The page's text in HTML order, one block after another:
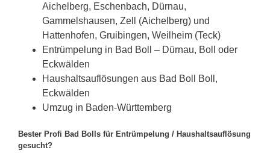
Aichelberg, Eschenbach, Dürnau,
Gammelshausen, Zell (Aichelberg) und
Hattenhofen, Gruibingen, Weilheim (Teck)
Entrümpelung in Bad Boll – Dürnau, Boll oder
Eckwälden
Haushaltsauflösungen aus Bad Boll Boll,
Eckwälden
Umzug in Baden-Württemberg
Bester Profi Bad Bolls für Entrümpelung / Haushaltsauflösung
gesucht?